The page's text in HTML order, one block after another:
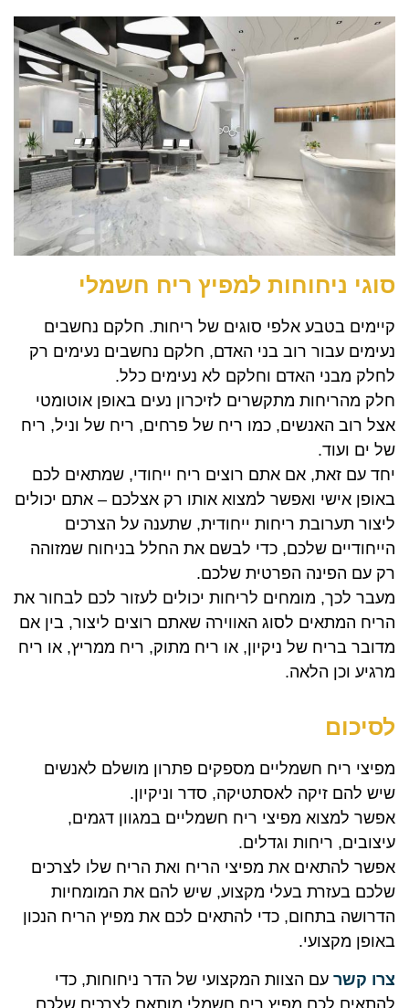
סוגי ניחוחות למפיץ ריח חשמלי
קיימים בטבע אלפי סוגים של ריחות. חלקם נחשבים
נעימים עבור רוב בני האדם, חלקם נחשבים נעימים רק
לחלק מבני האדם וחלקם לא נעימים כלל.
חלק מהריחות מתקשרים לזיכרון נעים באופן אוטומטי
אצל רוב האנשים, כמו ריח של פרחים, ריח של וניל, ריח
של ים ועוד.
יחד עם זאת, אם אתם רוצים ריח ייחודי, שמתאים לכם
באופן אישי ואפשר למצוא אותו רק אצלכם – אתם יכולים
ליצור תערובת ריחות ייחודית, שתענה על הצרכים
הייחודיים שלכם, כדי לבשם את החלל בניחוח שמזוהה
רק עם הפינה הפרטית שלכם.
מעבר לכך, מומחים לריחות יכולים לעזור לכם לבחור את
הריח המתאים לסוג האווירה שאתם רוצים ליצור, בין אם
מדובר בריח של ניקיון, או ריח מתוק, ריח ממריץ, או ריח
מרגיע וכן הלאה.
לסיכום
מפיצי ריח חשמליים מספקים פתרון מושלם לאנשים
שיש להם זיקה לאסתטיקה, סדר וניקיון.
אפשר למצוא מפיצי ריח חשמליים במגוון דגמים,
עיצובים, ריחות וגדלים.
אפשר להתאים את מפיצי הריח ואת הריח שלו לצרכים
שלכם בעזרת בעלי מקצוע, שיש להם את המומחיות
הדרושה בתחום, כדי להתאים לכם את מפיץ הריח הנכון
באופן מקצועי.
צרו קשר עם הצוות המקצועי של הדר ניחוחות, כדי
להתאים לכם מפיץ ריח חשמלי מותאם לצרכים שלכם